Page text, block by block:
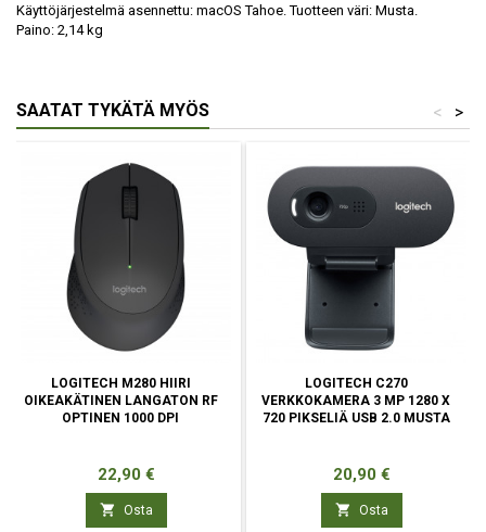
Käyttöjärjestelmä asennettu: macOS Tahoe. Tuotteen väri: Musta.
Paino: 2,14 kg
SAATAT TYKÄTÄ MYÖS >
<
LOGITECH M280 HIIRI
OIKEAKÄTINEN LANGATON RF
OPTINEN 1000 DPI
Hinta
22,90 €
 Osta
LOGITECH C270
VERKKOKAMERA 3 MP 1280 X
720 PIKSELIÄ USB 2.0 MUSTA
Hinta
20,90 €
 Osta